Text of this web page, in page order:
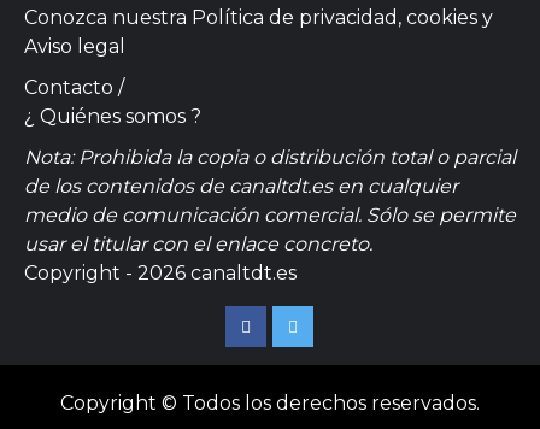
Conozca nuestra Política de privacidad, cookies y
Aviso legal
Contacto /
¿ Quiénes somos ?
Nota: Prohibida la copia o distribución total o parcial
de los contenidos de canaltdt.es en cualquier
medio de comunicación comercial. Sólo se permite
usar el titular con el enlace concreto.
Copyright - 2026 canaltdt.es
FacebookTwitter
Copyright © Todos los derechos reservados.